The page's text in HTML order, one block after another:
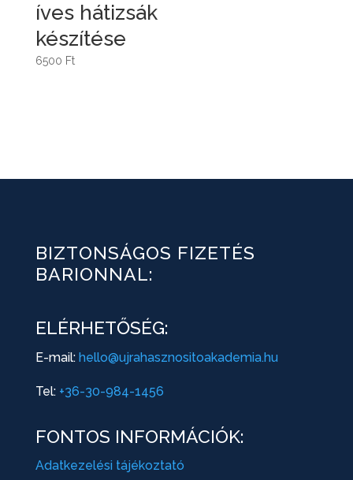
íves hátizsák
készítése
6500 Ft
BIZTONSÁGOS FIZETÉS
BARIONNAL:
ELÉRHETŐSÉG:
E-mail: hello@ujrahasznositoakademia.hu
Tel: +36-30-984-1456
FONTOS INFORMÁCIÓK:
Adatkezelési tájékoztató